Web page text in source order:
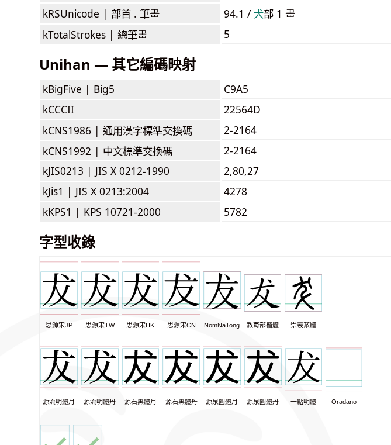
kRSUnicode | 部首 . 筆畫 94.1 / ⽝部 1 畫
kTotalStrokes | 總筆畫 5
Unihan — 其它編碼映射
kBigFive | Big5
C9A5
kCCCII
22564D
kCNS1986 | 通用漢字標準交換碼
2-2164
kCNS1992 | 中文標準交換碼
2-2164
kJIS0213 | JIS X 0212-1990
2,80,27
kJis1 | JIS X 0213:2004
4278
kKPS1 | KPS 10721-2000 5782
字型收錄
思源宋JP 思源宋TW 思源宋HK 思源宋CN NomNaTong 教育部楷體 崇羲篆體
源流明體月 源流明體丹 源石黑體月 源石黑體丹 源泉圓體月 源泉圓體丹 一點明體 Oradano